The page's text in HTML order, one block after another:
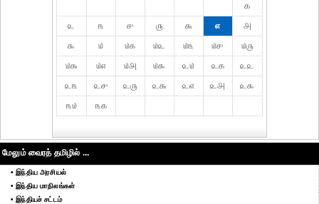
௧
௨
௩ ௪ ௫ ௬ ௭
௮
௯
௰ ௰௧ ௰௨ ௰௩ ௰௪
௰௫
௰௬
௰௭ ௰௮ ௰௯ ௨௰ ௨௧
௨௨
௨௩
௨௪ ௨௫ ௨௬ ௨௭ ௨௮
௨௯
௩௰
௩௧
மேலும் வைரத் தமிழில் ...
• இந்திய அரசியல்
• இந்திய மாநிலங்கள்
• இந்தியச் சட்டம்